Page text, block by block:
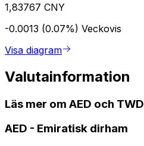
1,83767 CNY
-0.0013 (0.07%) Veckovis
Visa diagram
Valutainformation
Läs mer om AED och TWD
AED - Emiratisk dirham